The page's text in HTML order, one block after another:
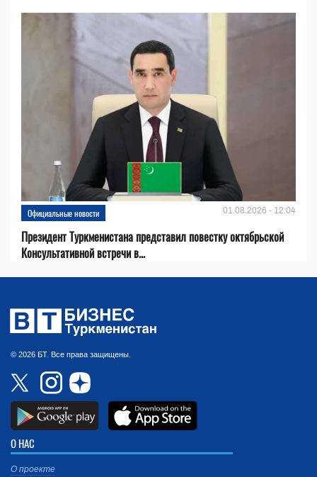
Официальные новости 01.08.2026 - 12:04
Президент Туркменистана представил повестку октябрьской
Консультативной встречи в...
© 2026 БТ. Все права защищены.
О НАС
О проекте